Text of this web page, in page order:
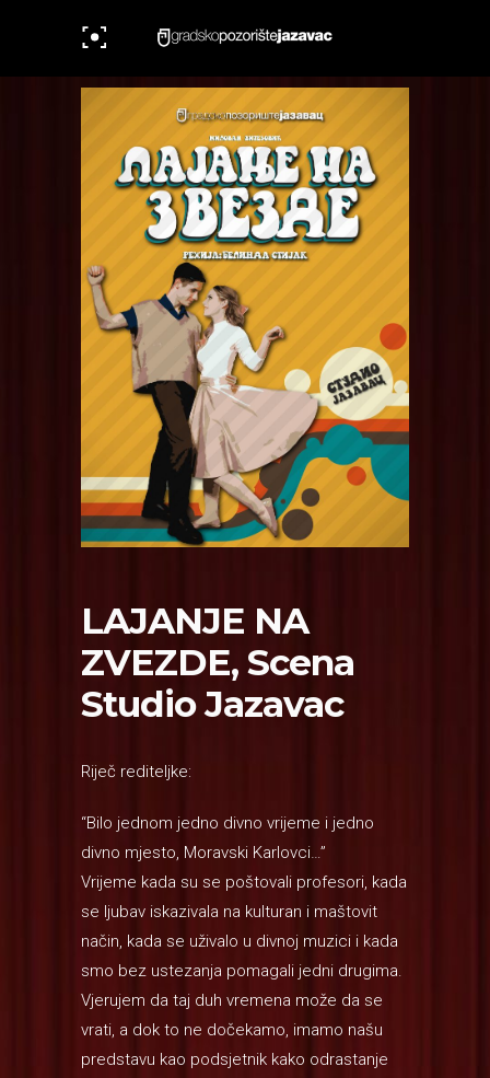
LAJANJE NA
ZVEZDE, Scena
Studio Jazavac
Riječ rediteljke:
“Bilo jednom jedno divno vrijeme i jedno
divno mjesto, Moravski Karlovci…”
Vrijeme kada su se poštovali profesori, kada
se ljubav iskazivala na kulturan i maštovit
način, kada se uživalo u divnoj muzici i kada
smo bez ustezanja pomagali jedni drugima.
Vjerujem da taj duh vremena može da se
vrati, a dok to ne dočekamo, imamo našu
predstavu kao podsjetnik kako odrastanje